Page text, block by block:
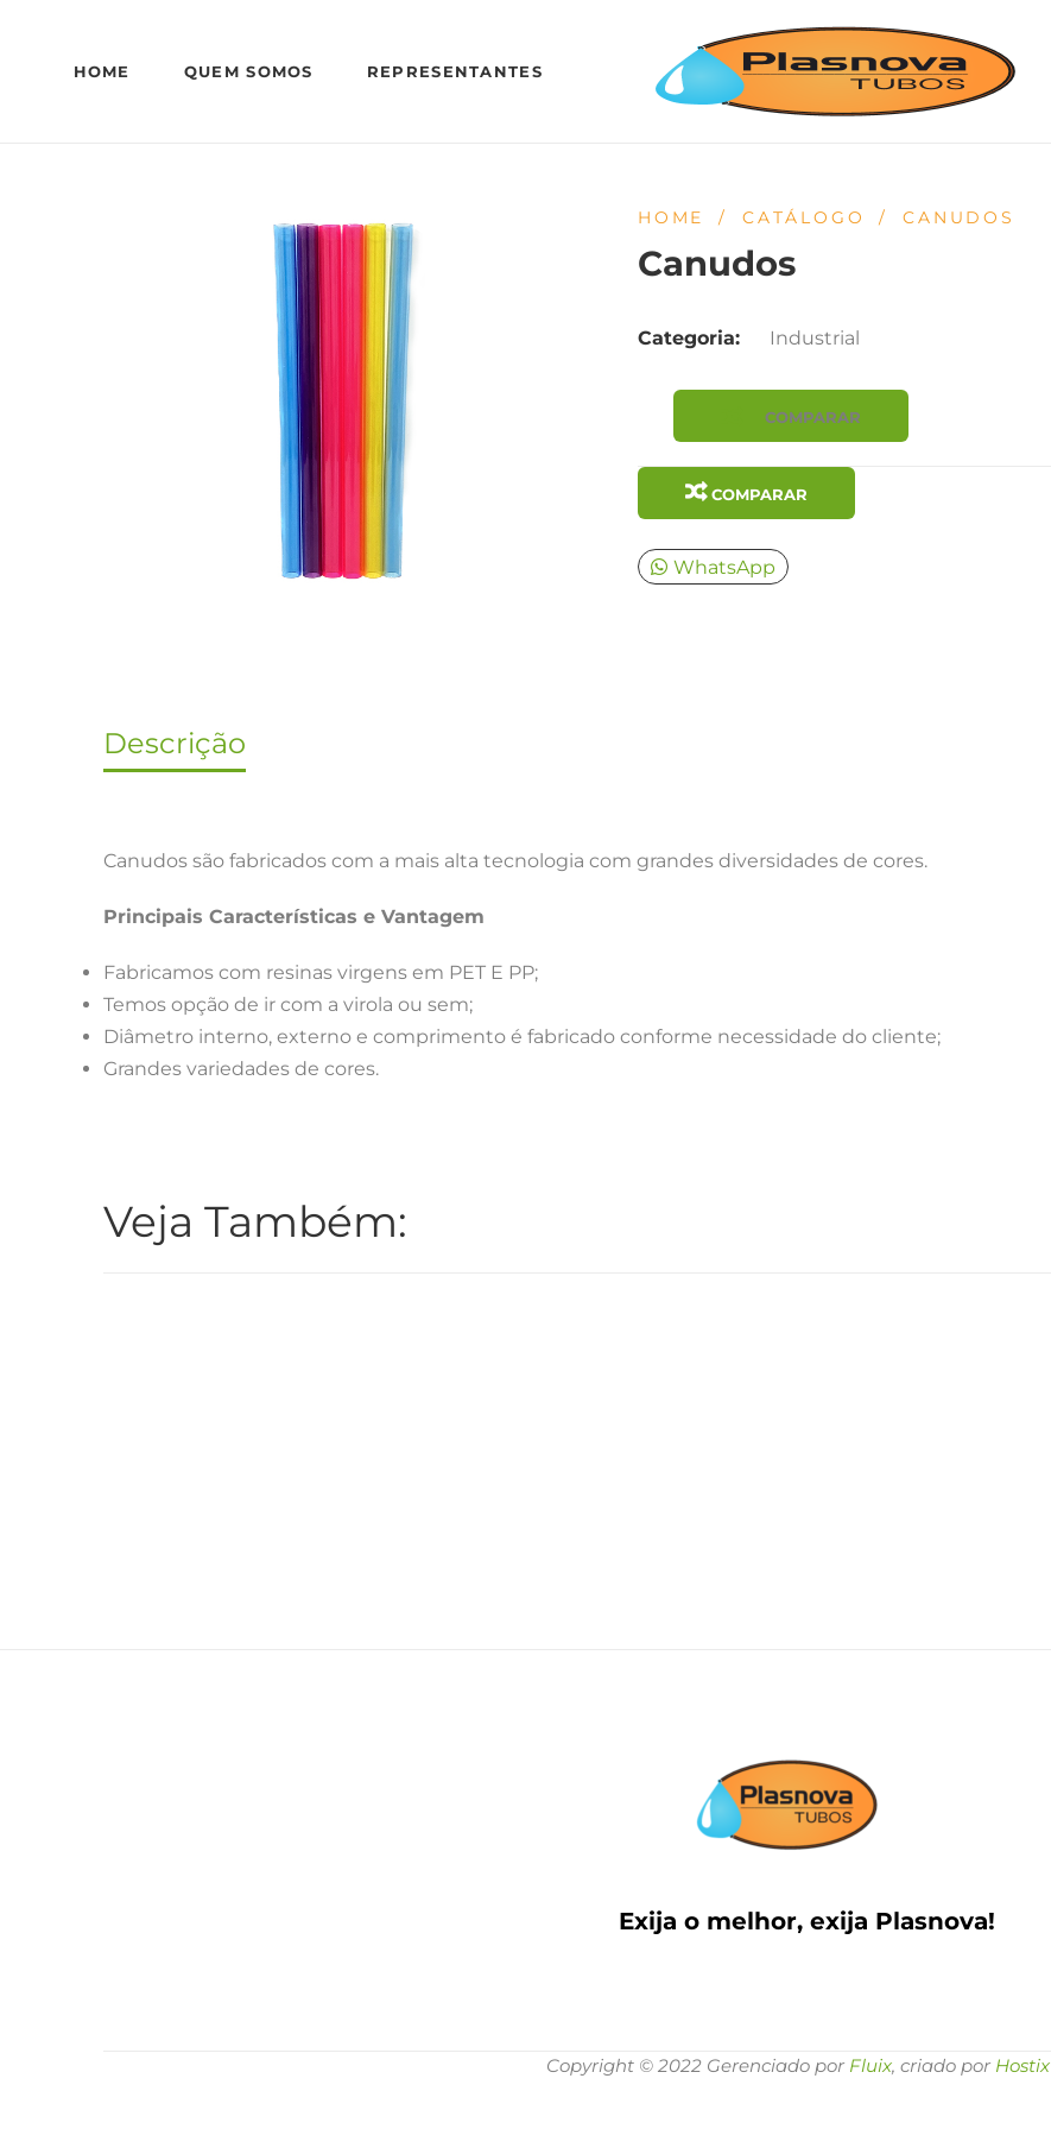
HOME QUEM SOMOS REPRESENTANTES
HOME / CATÁLOGO / CANUDOS
Canudos
Categoria: Industrial
COMPARAR
COMPARAR
WhatsApp
Descrição
Canudos são fabricados com a mais alta tecnologia com grandes diversidades de cores.
Principais Características e Vantagem
Fabricamos com resinas virgens em PET E PP;
Temos opção de ir com a virola ou sem;
Diâmetro interno, externo e comprimento é fabricado conforme necessidade do cliente;
Grandes variedades de cores.
Veja Também:
Exija o melhor, exija Plasnova!
Copyright © 2022 Gerenciado por Fluix, criado por Hostix